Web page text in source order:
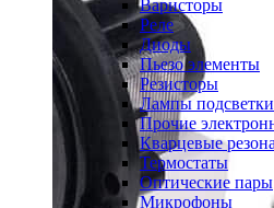
Варисторы
Реле
Диоды
Пьезо элементы
Резисторы
Лампы
Прочие
Кварцевые
Термостаты
Оптические пары
Микрофоны